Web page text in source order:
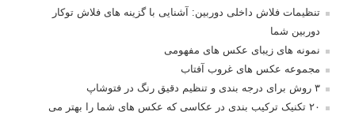
تنظیمات فلاش داخلی دوربین: آشنایی با گزینه های فلاش توکار
دوربین شما
نمونه های زیبای عکس های مفهومی
مجموعه عکس های غروب آفتاب
۳ روش برای درجه بندی و تنظیم دقیق رنگ در فتوشاپ
۲۰ تکنیک ترکیب بندی در عکاسی که عکس های شما را بهتر می